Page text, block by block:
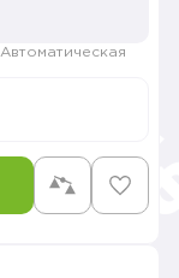
Автоматическая